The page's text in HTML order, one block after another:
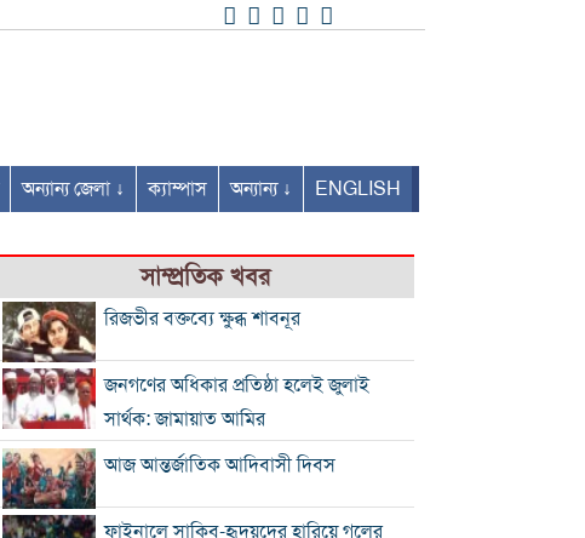
অন্যান্য জেলা ↓ ক্যাম্পাস অন্যান্য ↓ ENGLISH
সাম্প্রতিক খবর
রিজভীর বক্তব্যে ক্ষুব্ধ শাবনূর
জনগণের অধিকার প্রতিষ্ঠা হলেই জুলাই
সার্থক: জামায়াত আমির
আজ আন্তর্জাতিক আদিবাসী দিবস
ফাইনালে সাকিব-হৃদয়দের হারিয়ে গলের